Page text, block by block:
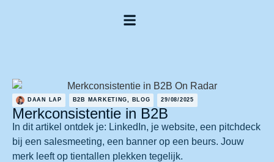
DAAN LAP B2B MARKETING, BLOG 29/08/2025
Merkconsistentie in B2B
In dit artikel ontdek je: LinkedIn, je website, een pitchdeck
bij een salesmeeting, een banner op een beurs. Jouw
merk leeft op tientallen plekken tegelijk.